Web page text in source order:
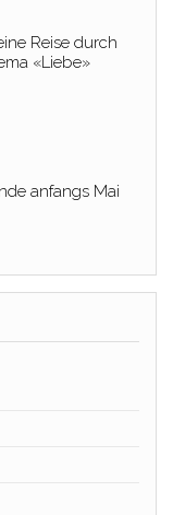
Reise durch
«Liebe»
anfangs Mai